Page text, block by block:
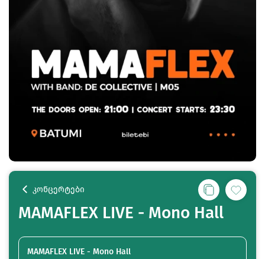
კონცერტები
MAMAFLEX LIVE - Mono Hall
MAMAFLEX LIVE - Mono Hall